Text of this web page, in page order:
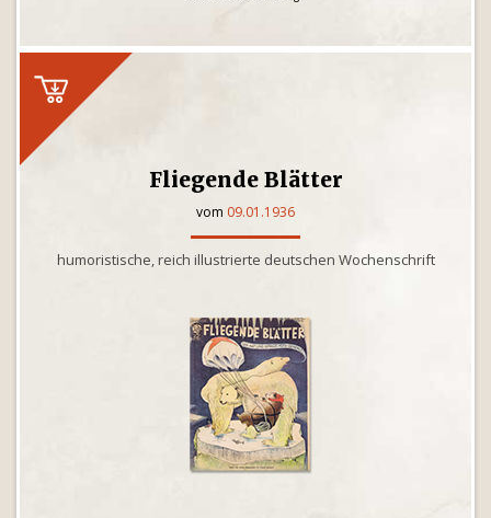
Fliegende Blätter
vom 09.01.1936
humoristische, reich illustrierte deutschen Wochenschrift